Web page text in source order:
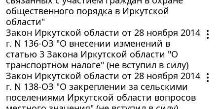
общественного порядка в Иркутской
области"
Закон Иркутской области от 28 ноября 2014
г. N 136-ОЗ "О внесении изменений в
статью 3 Закона Иркутской области "О
транспортном налоге" (не вступил в силу)
Закон Иркутской области от 28 ноября 2014
г. N 138-ОЗ "О закреплении за сельскими
поселениями Иркутской области вопросов